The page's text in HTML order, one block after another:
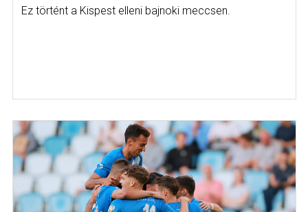
Ez történt a Kispest elleni bajnoki meccsen.